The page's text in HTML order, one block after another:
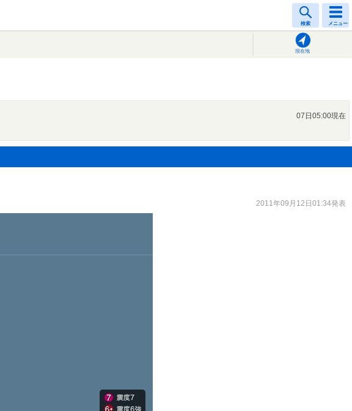
検索 メニュー
現在地
07日05:00現在
2011年09月12日01:34発表